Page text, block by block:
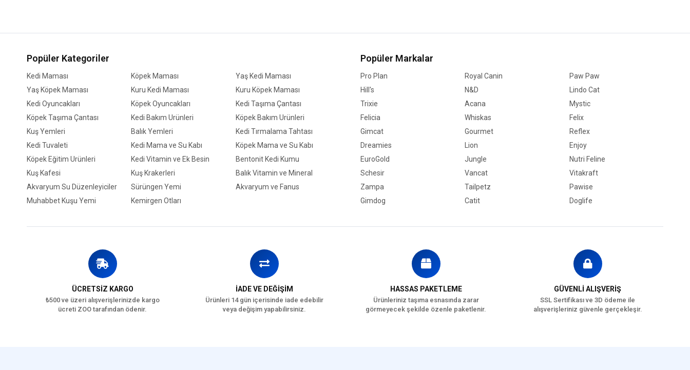
Popüler Kategoriler
Kedi Maması Köpek Maması
Yaş Kedi Maması
Yaş Köpek Maması
Kuru Kedi Maması
Kuru Köpek Maması
Kedi Oyuncakları
Köpek Oyuncakları
Kedi Taşıma Çantası
Köpek Taşıma Çantası
Kedi Bakım Ürünleri
Köpek Bakım Ürünleri
Kuş Yemleri
Balık Yemleri
Kedi Tırmalama Tahtası
Kedi Tuvaleti
Kedi Mama ve Su Kabı
Köpek Mama ve Su Kabı
Köpek Eğitim Ürünleri
Kedi Vitamin ve Ek Besin
Bentonit Kedi Kumu
Kuş Kafesi
Kuş Krakerleri
Balık Vitamin ve Mineral
Akvaryum Su Düzenleyiciler
Sürüngen Yemi
Akvaryum ve Fanus
Muhabbet Kuşu Yemi
Kemirgen Otları
Popüler Markalar
Pro Plan Royal Canin
Paw Paw
Hill's
N&D
Lindo Cat
Trixie
Acana
Mystic
Felicia
Whiskas
Felix
Gimcat
Gourmet
Reflex
Dreamies
Lion
Enjoy
EuroGold
Jungle
Nutri Feline
Schesir
Vancat
Vitakraft
Zampa
Tailpetz
Pawise
Gimdog
Catit Doglife
ÜCRETSİZ KARGO
₺500 ve üzeri alışverişlerinizde kargo
ücreti ZOO tarafından ödenir.
İADE VE DEĞİŞİM
Ürünleri 14 gün içerisinde iade edebilir
veya değişim yapabilirsiniz.
HASSAS PAKETLEME
Ürünleriniz taşıma esnasında zarar
görmeyecek şekilde özenle paketlenir.
GÜVENLİ ALIŞVERİŞ
SSL Sertifikası ve 3D ödeme ile
alışverişleriniz güvenle gerçekleşir.